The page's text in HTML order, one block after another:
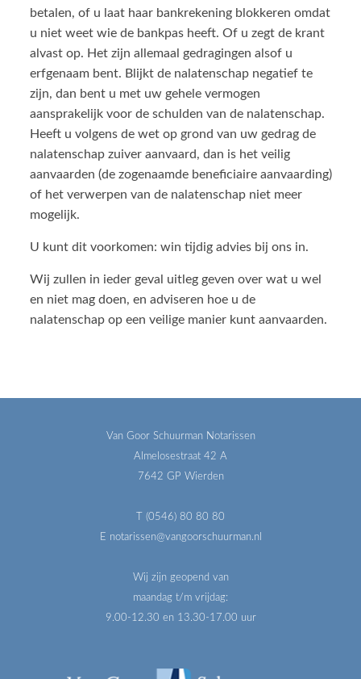
betalen, of u laat haar bankrekening blokkeren omdat
u niet weet wie de bankpas heeft. Of u zegt de krant
alvast op. Het zijn allemaal gedragingen alsof u
erfgenaam bent. Blijkt de nalatenschap negatief te
zijn, dan bent u met uw gehele vermogen
aansprakelijk voor de schulden van de nalatenschap.
Heeft u volgens de wet op grond van uw gedrag de
nalatenschap zuiver aanvaard, dan is het veilig
aanvaarden (de zogenaamde beneficiaire aanvaarding)
of het verwerpen van de nalatenschap niet meer
mogelijk.
U kunt dit voorkomen: win tijdig advies bij ons in.
Wij zullen in ieder geval uitleg geven over wat u wel
en niet mag doen, en adviseren hoe u de
nalatenschap op een veilige manier kunt aanvaarden.
Van Goor Schuurman Notarissen
Almelosestraat 42 A
7642 GP Wierden
T (0546) 80 80 80
E notarissen@vangoorschuurman.nl
Wij zijn geopend van
maandag t/m vrijdag:
9.00-12.30 en 13.30-17.00 uur